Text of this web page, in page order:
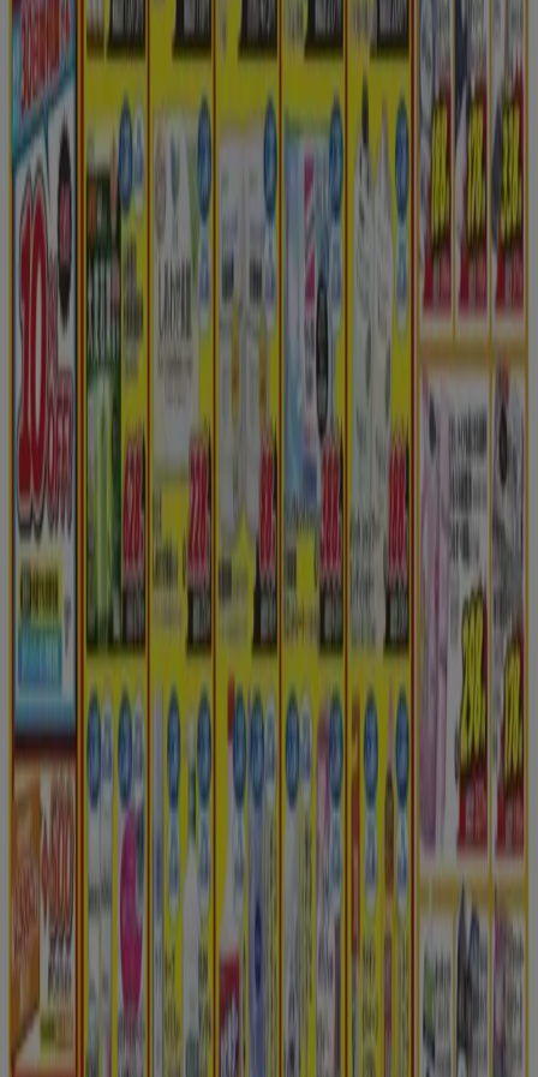
Tiendeoは世界中でのローカルショッピングを改革するIT企
業Shopfullyの一社です。
Tiendeo
私たちが行うこと
ビジネスソリューションをみる
ニュース・メディア
ビジネス契約
お問い合わせ
マーケテイング＆ビジネスリクエスト
地図上で店舗が誤った場所にあります
週にいちど広告のフィードバック
技術的な問題と一般的なフィードバック
検索方法